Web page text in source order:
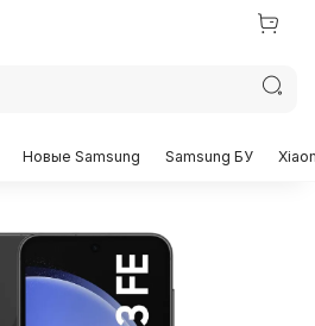
Новые Samsung Samsung БУ